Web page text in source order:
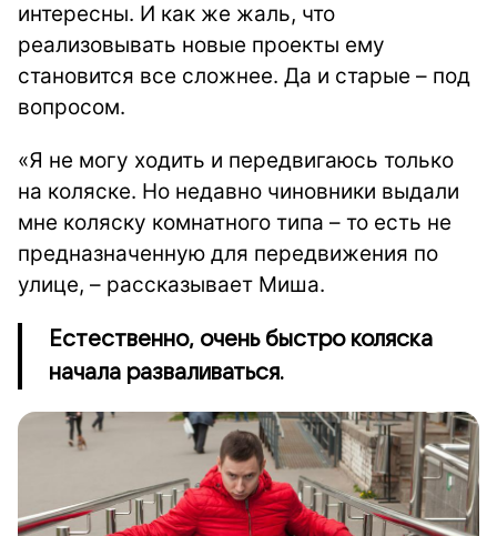
интересны. И как же жаль, что
реализовывать новые проекты ему
становится все сложнее. Да и старые – под
вопросом.
«Я не могу ходить и передвигаюсь только
на коляске. Но недавно чиновники выдали
мне коляску комнатного типа – то есть не
предназначенную для передвижения по
улице, – рассказывает Миша.
Естественно, очень быстро коляска
начала разваливаться.